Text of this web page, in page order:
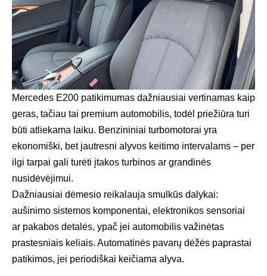
Mercedes E200 patikimumas dažniausiai vertinamas kaip
geras, tačiau tai premium automobilis, todėl priežiūra turi
būti atliekama laiku. Benzininiai turbomotorai yra
ekonomiški, bet jautresni alyvos keitimo intervalams – per
ilgi tarpai gali turėti įtakos turbinos ar grandinės
nusidėvėjimui.
Dažniausiai dėmesio reikalauja smulkūs dalykai:
aušinimo sistemos komponentai, elektronikos sensoriai
ar pakabos detalės, ypač jei automobilis važinėtas
prastesniais keliais. Automatinės pavarų dėžės paprastai
patikimos, jei periodiškai keičiama alyva.